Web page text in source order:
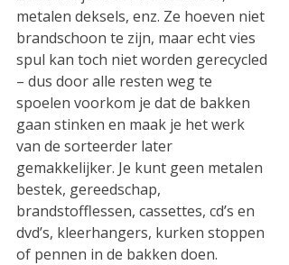
metalen deksels, enz. Ze hoeven niet
brandschoon te zijn, maar echt vies
spul kan toch niet worden gerecycled
– dus door alle resten weg te
spoelen voorkom je dat de bakken
gaan stinken en maak je het werk
van de sorteerder later
gemakkelijker. Je kunt geen metalen
bestek, gereedschap,
brandstofflessen, cassettes, cd’s en
dvd’s, kleerhangers, kurken stoppen
of pennen in de bakken doen.